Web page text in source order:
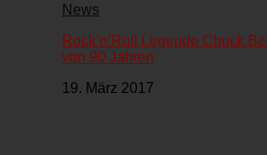
News
Rock’n’Roll Legende Chuck
von 90 Jahren
19. März 2017